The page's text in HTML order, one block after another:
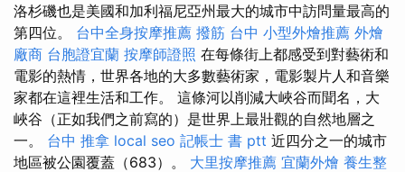
洛杉磯也是美國和加利福尼亞州最大的城市中訪問量最高的
第四位。 台中全身按摩推薦 撥筋 台中 小型外燴推薦 外燴
廠商 台胞證宜蘭 按摩師證照 在每條街上都感受到對藝術和
電影的熱情，世界各地的大多數藝術家，電影製片人和音樂
家都在這裡生活和工作。 這條河以削減大峽谷而聞名，大
峽谷（正如我們之前寫的）是世界上最壯觀的自然地層之
一。 台中 推拿 local seo 記帳士 書 ptt 近四分之一的城市
地區被公園覆蓋（683）。 大里按摩推薦 宜蘭外燴 養生整